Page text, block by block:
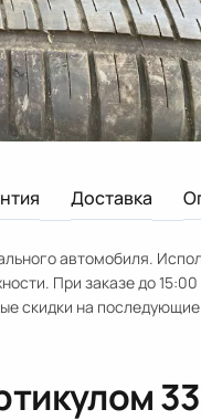
Доставка
автомобиля.
При заказе до
скидки на последующие